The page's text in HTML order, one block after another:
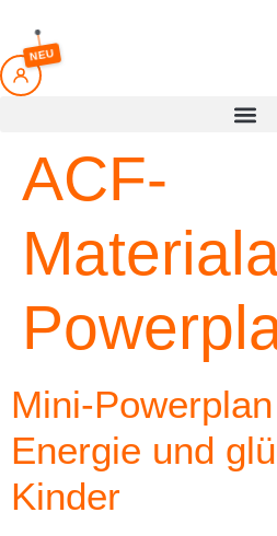
springen
NEU
ACF-
Mini-
Energie und
Kinder